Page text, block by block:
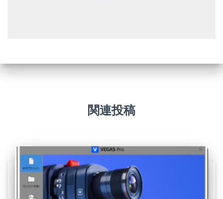
関連投稿